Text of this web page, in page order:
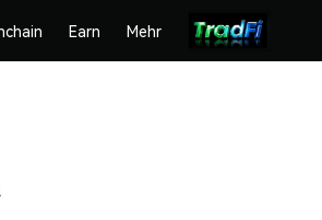
Earn Mehr